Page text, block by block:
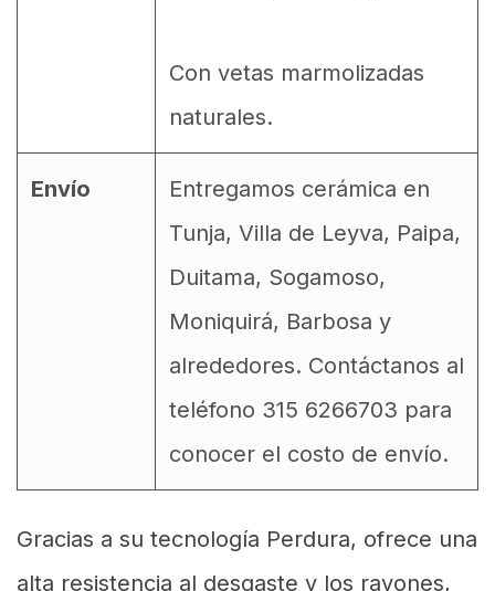
Con vetas marmolizadas
naturales.
Envío
Entregamos cerámica en
Tunja, Villa de Leyva, Paipa,
Duitama, Sogamoso,
Moniquirá, Barbosa y
alrededores. Contáctanos al
teléfono 315 6266703 para
conocer el costo de envío.
Gracias a su tecnología Perdura, ofrece una
alta resistencia al desgaste y los rayones,